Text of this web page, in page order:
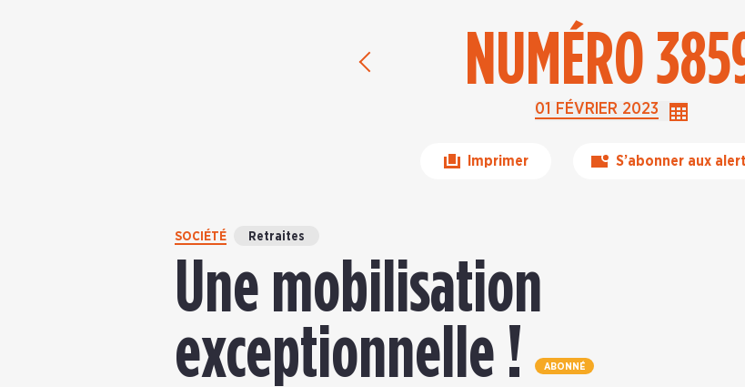
Édition précédente du 24 janvier 2023
NUMÉRO
01 FÉVRIER 2023
Imprimer S’abonner aux
SOCIÉTÉ Retraites
Une mobilisation
exceptionnelle !
ABONNÉ